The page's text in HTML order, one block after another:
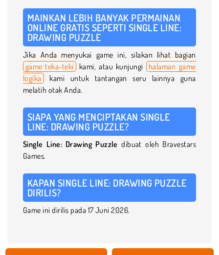
MAINKAN LEBIH BANYAK PERMAINAN
ONLINE GRATIS SEPERTI SINGLE LINE:
DRAWING PUZZLE
Jika Anda menyukai game ini, silakan lihat bagian
game teka-teki kami, atau kunjungi
halaman game
logika kami untuk tantangan seru lainnya guna
melatih otak Anda.
SIAPA YANG MENCIPTAKAN SINGLE
LINE: DRAWING PUZZLE?
Single Line: Drawing Puzzle dibuat oleh Bravestars
Games.
KAPAN SINGLE LINE: DRAWING PUZZLE
DIRILIS?
Game ini dirilis pada 17 Juni 2026.